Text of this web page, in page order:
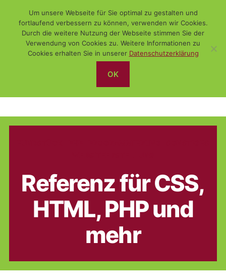
WiSch
HTML
Referenz für CSS,
HTML, PHP und
mehr
Um unsere Webseite für Sie optimal zu gestalten und
fortlaufend verbessern zu können, verwenden wir Cookies.
Durch die weitere Nutzung der Webseite stimmen Sie der
Verwendung von Cookies zu. Weitere Informationen zu
Cookies erhalten Sie in unserer Datenschutzerklärung
OK